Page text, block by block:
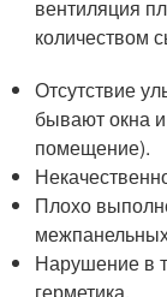
вентиляция
количеством
Отсутствие
бывают окна
помещение).
Плохо
Нарушение в